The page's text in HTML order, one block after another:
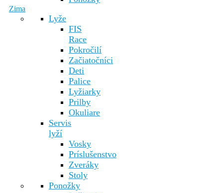
Zima
Lyže
FIS
Race
Pokročilí
Začiatočníci
Deti
Palice
Lyžiarky
Prilby
Okuliare
Servis
lyží
Vosky
Príslušenstvo
Zveráky
Stoly
Ponožky